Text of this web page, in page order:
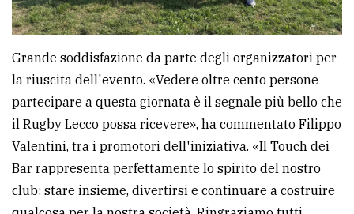
Grande soddisfazione da parte degli organizzatori per
la riuscita dell'evento. «Vedere oltre cento persone
partecipare a questa giornata è il segnale più bello che
il Rugby Lecco possa ricevere», ha commentato Filippo
Valentini, tra i promotori dell'iniziativa. «Il Touch dei
Bar rappresenta perfettamente lo spirito del nostro
club: stare insieme, divertirsi e continuare a costruire